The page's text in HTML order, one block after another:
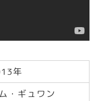
年
・ギュワン